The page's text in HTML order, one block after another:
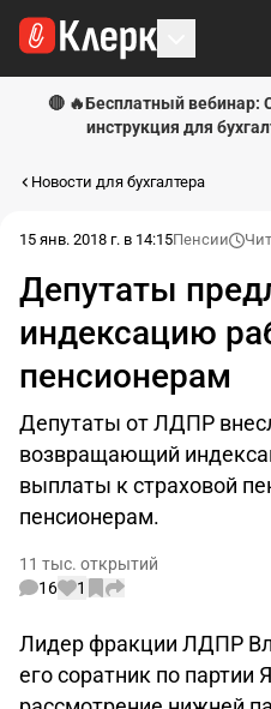
🔴 🔥Бесплатный вебинар:
инструкция для
Новости для бухгалтера
15 янв. 2018 г. в 14:15Пенсии
Депутаты
индексацию
пенсионерам
Депутаты от ЛДПР
возвращающий
выплаты к страховой
пенсионерам.
11 тыс. открытий
16
1
Лидер фракции ЛДПР
его соратник по партии